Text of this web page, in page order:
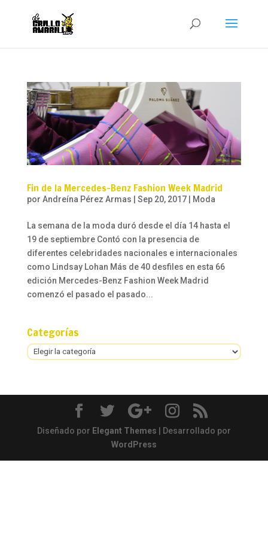
Fin de la Mercedes-Benz Fashion Week Madrid
por Andreína Pérez Armas Sep 20, 2017| Moda
La semana de la moda duró desde el día 14 hasta el
19 de septiembre Contó con la presencia de
diferentes celebridades nacionales e internacionales
como Lindsay Lohan Más de 40 desfiles en esta 66
edición Mercedes-Benz Fashion Week Madrid
comenzó el pasado el pasado...
Categorías
Categorías
Diseñado por Elegant Themes | Desarrollado por
WordPress